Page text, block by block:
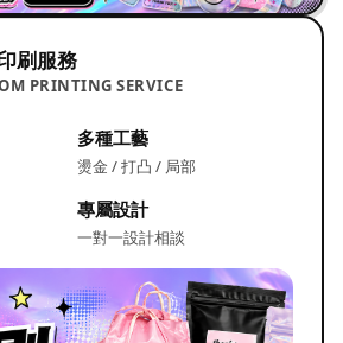
刷服務
PRINTING SERVICE
多種工藝
燙金 / 打凸 / 局部
專屬設計
一對一設計相談